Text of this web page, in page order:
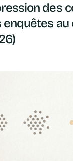
des
enquêtes